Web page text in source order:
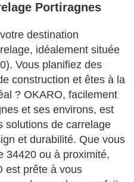
Portiragnes
destination
idéalement située
Vous planifiez des
construction et êtes à la
? OKARO, facilement
et ses environs, est
solutions de carrelage
et durabilité. Que vous
34420 ou à proximité,
est prête à vous